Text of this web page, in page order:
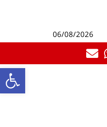
פתח
06/08/2026